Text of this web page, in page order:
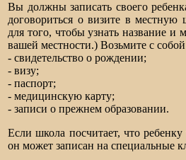
Вы должны записать своего
договориться о визите в местную
для того, чтобы узнать название
вашей местности.) Возьмите с
- свидетельство о рождении;
- визу;
- паспорт;
- медицинскую карту;
- записи о прежнем образовании.
Если школа посчитает, что
он может записан на специальные